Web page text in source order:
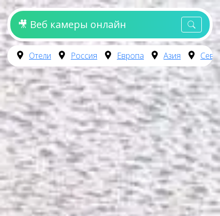
🎥 Веб камеры онлайн
Отели Россия Европа Азия